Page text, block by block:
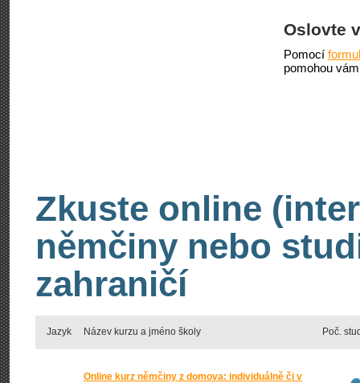
Oslovte
Pomocí
pomohou
Zkuste online
němčiny nebo
zahraničí
Jazyk Název kurzu a jméno školy Poč.
Online kurz němčiny z domova: individuálně či v